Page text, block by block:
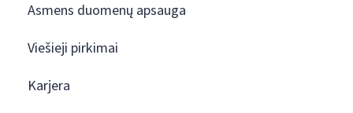
Asmens duomenų apsauga
Viešieji pirkimai
Karjera